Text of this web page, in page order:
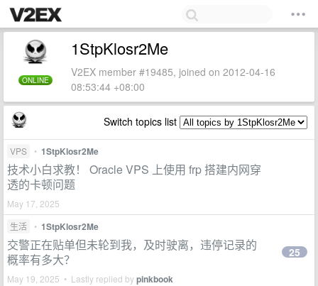
ONLINE
1StpKlosr2Me
V2EX member #19485, joined on 2012-04-16
08:53:44 +08:00
Switch topics list
VPS • 1StpKlosr2Me
技术小白求教！ Oracle VPS 上使用 frp 搭建内网穿
透的卡顿问题
May 17, 2025
生活
• 1StpKlosr2Me
交警正在贴单但未轮到我，及时驶离，违停记录的
概率有多大？
May 19, 2025 • Lastly replied bypinkbook
25